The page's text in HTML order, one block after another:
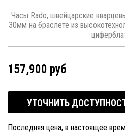
Часы Rado, швейцарские
30мм на браслете из
157,900 руб
УТОЧНИТЬ
Последняя цена, в настоящее